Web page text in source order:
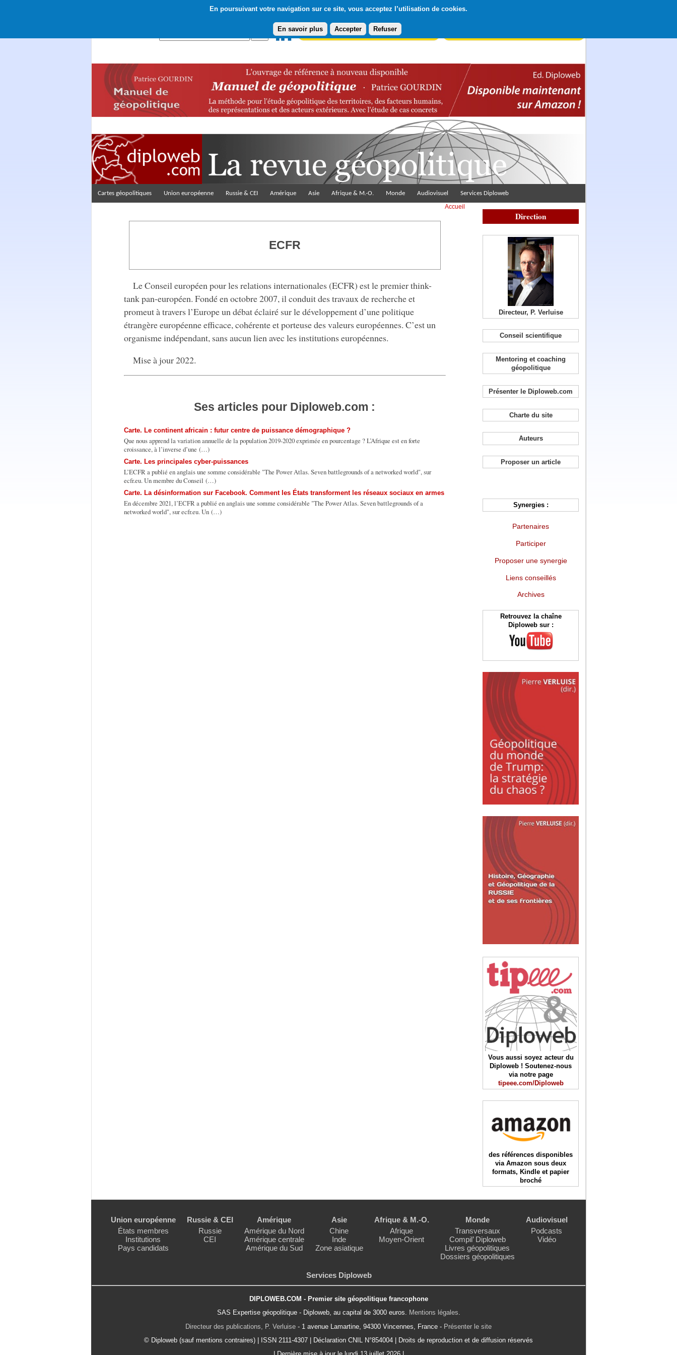
En poursuivant votre navigation sur ce site, vous acceptez l’utilisation de cookies.
En savoir plus Accepter Refuser
Abonnement gratuit à la Lettre du Diploweb
Cartes géopolitiques Union européenne Russie & CEI Amérique Asie Afrique & M.-O. Monde Audiovisuel Services Diploweb
Accueil
ECFR
Le Conseil européen pour les relations internationales (ECFR) est le premier think-
tank pan-européen. Fondé en octobre 2007, il conduit des travaux de recherche et
promeut à travers l’Europe un débat éclairé sur le développement d’une politique
étrangère européenne efficace, cohérente et porteuse des valeurs européennes. C’est un
organisme indépendant, sans aucun lien avec les institutions européennes.
Mise à jour 2022.
Ses articles pour Diploweb.com :
Carte. Le continent africain : futur centre de puissance démographique ?
Que nous apprend la variation annuelle de la population 2019-2020 exprimée en pourcentage ? L’Afrique est en forte
croissance, à l’inverse d’une (…)
Carte. Les principales cyber-puissances
L’ECFR a publié en anglais une somme considérable "The Power Atlas. Seven battlegrounds of a networked world", sur
ecfr.eu. Un membre du Conseil (…)
Carte. La désinformation sur Facebook. Comment les États transforment les réseaux sociaux en armes
En décembre 2021, l’ECFR a publié en anglais une somme considérable "The Power Atlas. Seven battlegrounds of a
networked world", sur ecfr.eu. Un (…)
Direction
Directeur, P. Verluise
Conseil scientifique
Mentoring et coaching
géopolitique
Présenter le Diploweb.com
Charte du site
Auteurs
Proposer un article
Synergies :
Partenaires
Participer
Proposer une synergie
Liens conseillés
Archives
Retrouvez la chaîne
Diploweb sur :
Vous aussi soyez acteur du
Diploweb ! Soutenez-nous
via notre page
tipeee.com/Diploweb
des références disponibles
via Amazon sous deux
formats, Kindle et papier
broché
Union européenne
États membres
Institutions
Pays candidats
Russie & CEI
Russie
CEI
Amérique
Amérique du Nord
Amérique centrale
Amérique du Sud
Asie
Chine
Inde
Zone asiatique
Afrique & M.-O.
Afrique
Moyen-Orient
Monde
Transversaux
Compil’ Diploweb
Livres géopolitiques
Dossiers géopolitiques
Audiovisuel
Podcasts
Vidéo
Services Diploweb
DIPLOWEB.COM - Premier site géopolitique francophone
SAS Expertise géopolitique - Diploweb, au capital de 3000 euros. Mentions légales.
Directeur des publications, P. Verluise - 1 avenue Lamartine, 94300 Vincennes, France - Présenter le site
© Diploweb (sauf mentions contraires) | ISSN 2111-4307 | Déclaration CNIL N°854004 | Droits de reproduction et de diffusion réservés